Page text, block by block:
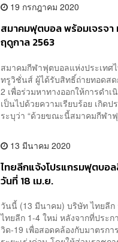
19 กรกฎาคม 2020
สมาคมฟุตบอล พร้อมเจรจ
ฤดูกาล 2563
สมาคมกีฬาฟุตบอลแห่งประเทศ
ทรูวิชั่นส์ ผู้ได้รับสิทธิ์ถ่ายทอดส
2 เพื่อร่วมหาทางออกให้การดำ
เป็นไปด้วยความเรียบร้อย เกิ
ระบุว่า “ด้วยขณะนี้สมาคมกีฬา
13 มีนาคม 2020
ไทยลีกแจ้งโปรแกรมฟุตบอ
วันที่ 18 เม.ย.
วันนี้ (13 มีนาคม) บริษัท ไทยลี
ไทยลีก 1-4 ใหม่ หลังจากที่ประ
วิด-19 เพื่อสอดคล้องกับมาตรก